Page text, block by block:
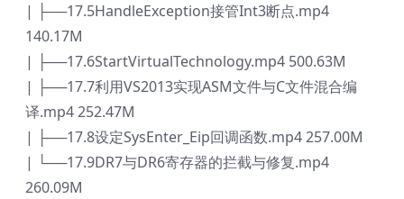
| ├──17.5HandleException接管Int3断点.mp4
140.17M
| ├──17.6StartVirtualTechnology.mp4 500.63M
| ├──17.7利用VS2013实现ASM文件与C文件混合编
译.mp4 252.47M
| ├──17.8设定SysEnter_Eip回调函数.mp4 257.00M
| └──17.9DR7与DR6寄存器的拦截与修复.mp4
260.09M